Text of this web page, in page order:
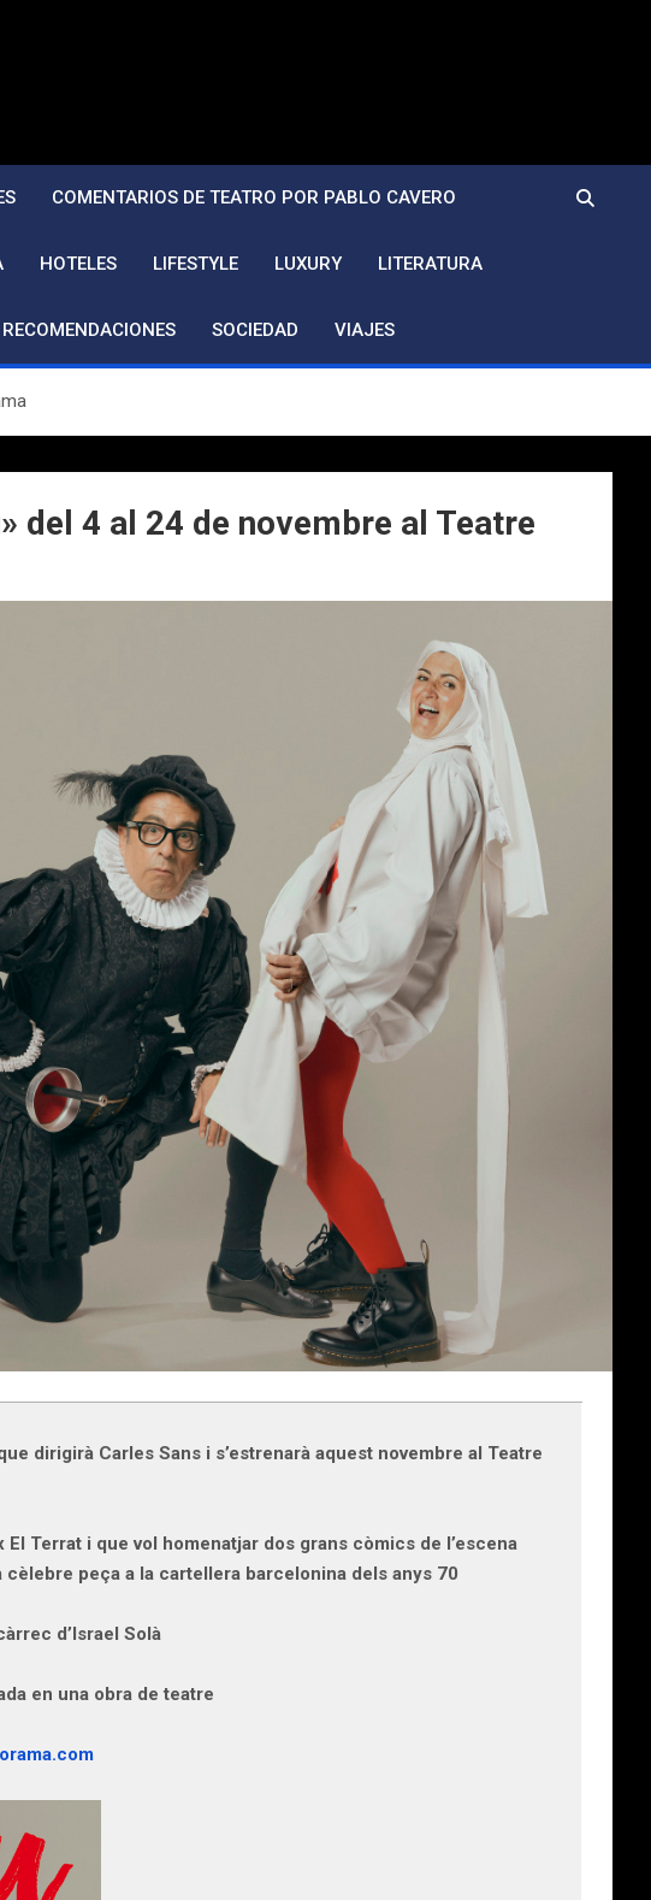
COMENTARIOS DE TEATRO POR PABLO CAVERO
HOTELES LIFESTYLE LUXURY LITERATURA
RECOMENDACIONES SOCIEDAD VIAJES
del 4 al 24 de novembre al Teatre
dirigirà Carles Sans i s’estrenarà aquest novembre al Teatre
Terrat i que vol homenatjar dos grans còmics de l’escena
peça a la cartellera barcelonina dels anys 70
d’Israel Solà
en una obra de teatre